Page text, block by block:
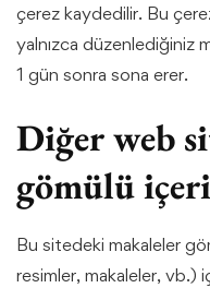
çerez kaydedilir. Bu
yalnızca düzenlediğiniz
1 gün sonra sona erer.
Diğer web
gömülü
Bu sitedeki makaleler
resimler, makaleler, vb.)